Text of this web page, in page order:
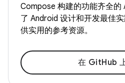
Compose 构建的功能齐全的
了 Android 设计和开发最佳
供实用的参考资源。
在 GitHub